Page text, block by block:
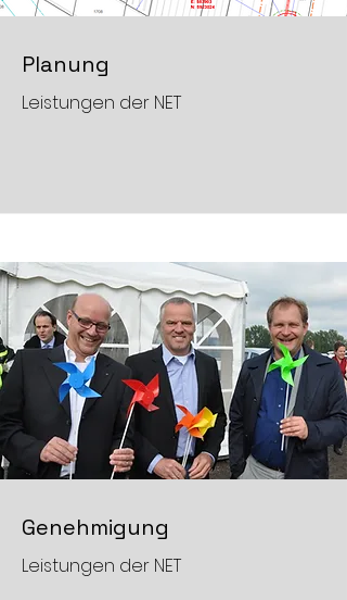
Planung
Leistungen der NET
Genehmigung
Leistungen der NET